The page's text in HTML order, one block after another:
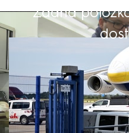
Žádná
Výběr redakce